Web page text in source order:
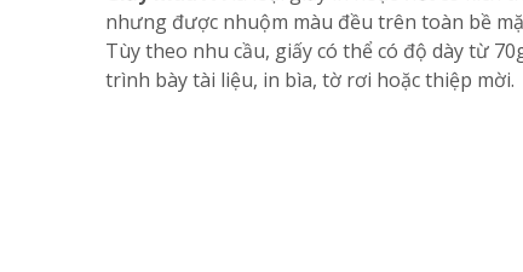
nhưng được nhuộm màu đều trên toàn bề
Tùy theo nhu cầu, giấy có thể có độ dày từ
trình bày tài liệu, in bìa, tờ rơi hoặc thiệp mời.